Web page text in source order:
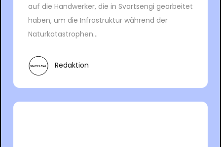
auf die Handwerker, die in Svartsengi gearbeitet
haben, um die Infrastruktur während der
Naturkatastrophen...
Redaktion